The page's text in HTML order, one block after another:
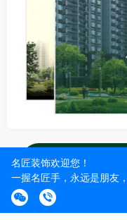
查看离